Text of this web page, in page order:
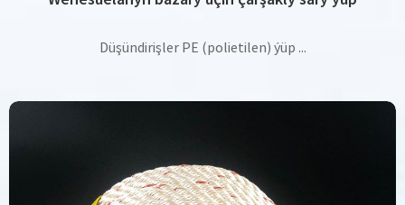
Düşündirişler PE (polietilen) ýüp ...